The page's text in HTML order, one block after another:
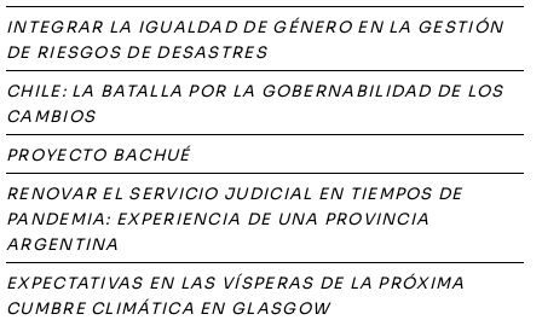
INTEGRAR LA IGUALDAD DE GÉNERO EN LA GESTIÓN
DE RIESGOS DE DESASTRES
CHILE: LA BATALLA POR LA GOBERNABILIDAD DE LOS
CAMBIOS
PROYECTO BACHUÉ
RENOVAR EL SERVICIO JUDICIAL EN TIEMPOS DE
PANDEMIA: EXPERIENCIA DE UNA PROVINCIA
ARGENTINA
EXPECTATIVAS EN LAS VÍSPERAS DE LA PRÓXIMA
CUMBRE CLIMÁTICA EN GLASGOW